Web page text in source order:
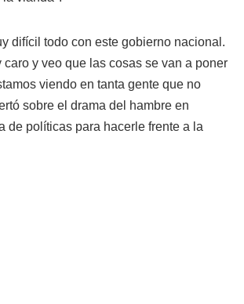
difícil todo con este gobierno nacional.
caro y veo que las cosas se van a poner
viendo en tanta gente que no
sobre el drama del hambre en
de políticas para hacerle frente a la